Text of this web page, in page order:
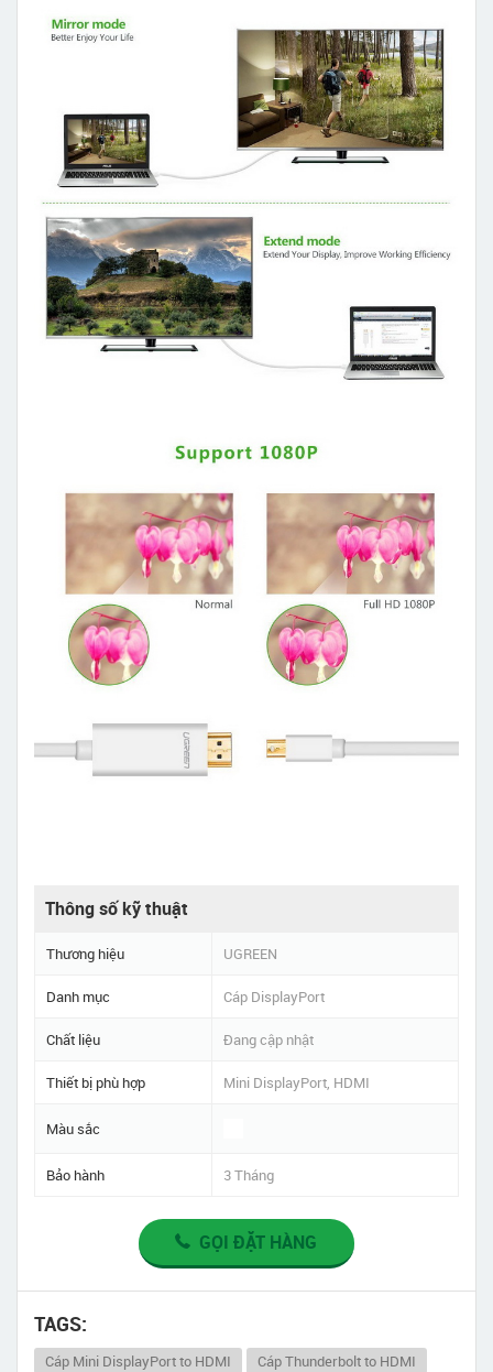
Thông số kỹ thuật
Thương hiệu UGREEN
Danh mục Cáp DisplayPort
Chất liệu Đang cập nhật
Thiết bị phù hợp Mini DisplayPort, HDMI
Màu sắc
Bảo hành 3 Tháng
GỌI ĐẶT HÀNG
TAGS:
Cáp Mini DisplayPort to HDMI Cáp Thunderbolt to HDMI